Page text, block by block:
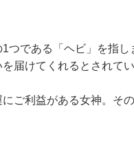
1つである「ヘビ」を指
届けてくれるとされて
ご利益がある女神。そ